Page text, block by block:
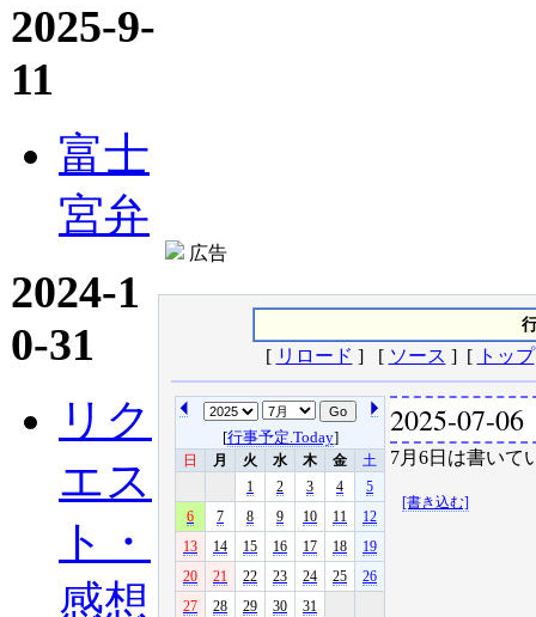
2025-9-
11
富士
宮弁
2024-1
0-31
リク
エス
ト・
感想
広告
[ リロード ] [ ソース ] [ トップ
[行事予定.Today]
日 月 火 水 木 金
土
1
2 3 4
5
6
7 8 9 10 11
12
13
14 15 16 17 18
19
20
21 22 23 24 25
26
27
28 29 30 31
2025-07-06
7月6日は書いて
[書き込む]